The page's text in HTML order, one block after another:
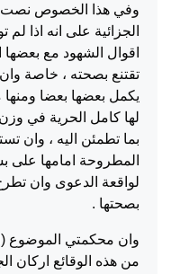
الجزائية على انه اذا
اقوال الشهود مع
تقتنع بصحته ، خاصة وان
يكمل بعضها بعضا
لها كامل الحرية في
بما تطمئن اليه ، وان
المطروحة امامها على
لواقعة الدعوى وان
بصحتها .
وان محكمتي الموضوع
من هذه الوقائع اركان